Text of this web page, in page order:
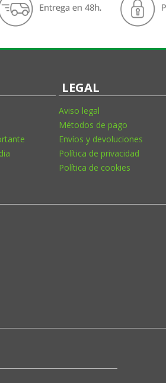
LEGAL
Aviso legal
Métodos de pago
Envíos y devoluciones
Política de privacidad
Política de cookies